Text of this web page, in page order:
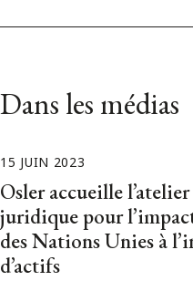
Dans les médias
15 JUIN 2023
Osler accueille
juridique pour
des Nations Unies à
d’actifs